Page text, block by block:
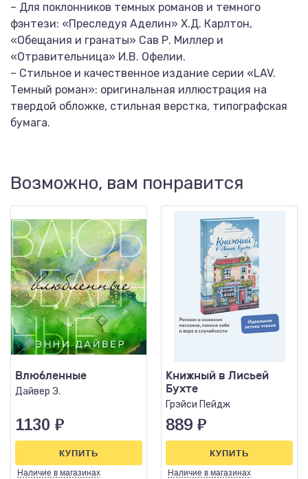
– Для поклонников темных романов и темного
фэнтези: «Преследуя Аделин» Х.Д. Карлтон,
«Обещания и гранаты» Сав Р. Миллер и
«Отравительница» И.В. Офелии.
– Стильное и качественное издание серии «LAV.
Темный роман»: оригинальная иллюстрация на
твердой обложке, стильная верстка, типографская
бумага.
Возможно, вам понравится
Влюбленные
Дайвер Э.
1130 ₽
Наличие в магазинах
КУПИТЬ
Книжный в Лисьей
Бухте
Грэйси Пейдж
889 ₽
Наличие в магазинах
КУПИТЬ